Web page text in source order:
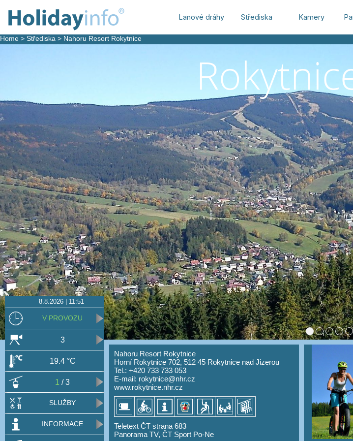
Lanové dráhy Střediska Kamery
Home > Střediska > Nahoru Resort Rokytnice
Nahoru Resort Rokytnice
Horní Rokytnice 702, 512 45 Rokytnice nad Jizerou
Tel.: +420 733 733 053
E-mail: rokytnice@nhr.cz
www.rokytnice.nhr.cz
Teletext ČT strana 683
Panorama TV, ČT Sport Po-Ne
8.8.2026 | 11:51
V PROVOZU
3
19.4 °C
1 / 3
SLUŽBY
INFORMACE